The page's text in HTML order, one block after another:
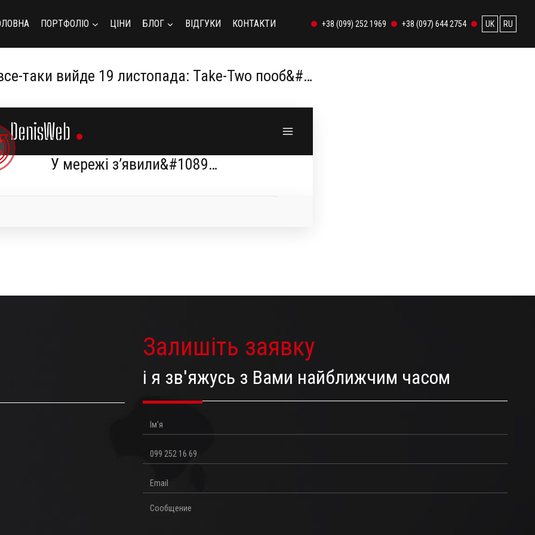
ПОРТФОЛІО ЦІНИ БЛОГ ВІДГУКИ КОНТАКТИ +38 (099) 252 1969 +38 (097) 644 2754 UK RU
таки вийде 19 листопада: Take-Two пооб&#…
Залишіть заявку
і я зв'яжусь з Вами найближчим часом
Ім'я
Телефон
Email
Повідомлення